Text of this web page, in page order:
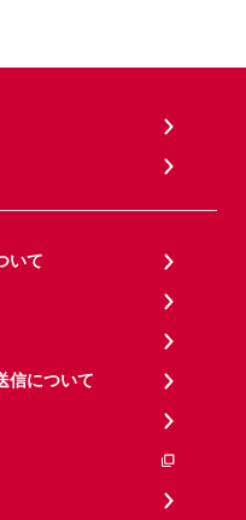
いて
信について